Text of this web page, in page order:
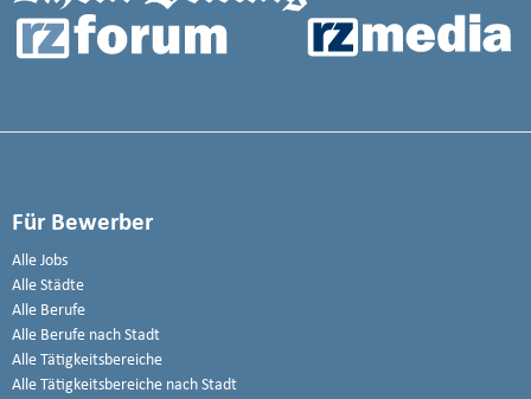
Für Bewerber
Alle Jobs
Alle Städte
Alle Berufe
Alle Berufe nach Stadt
Alle Tätigkeitsbereiche
Alle Tätigkeitsbereiche nach Stadt